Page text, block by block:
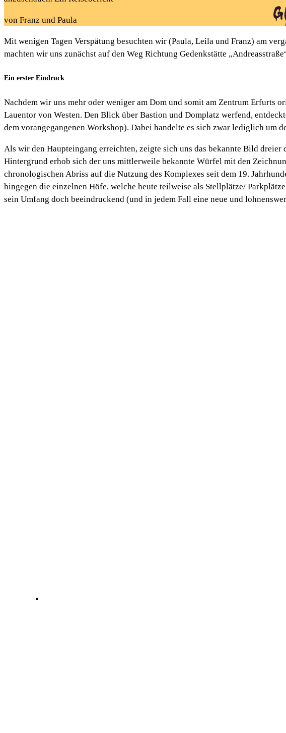
von Franz und Paula
Mit wenigen Tagen Verspätung besuchten wir (Paula, Leila und Franz) am
machten wir uns zunächst auf den Weg Richtung Gedenkstätte
Ein erster Eindruck
Nachdem wir uns mehr oder weniger am Dom und somit am Zentrum Erfurts
Lauentor von Westen. Den Blick über Bastion und Domplatz werfend,
dem vorangegangenen Workshop). Dabei handelte es sich zwar lediglich um
Als wir den Haupteingang erreichten, zeigte sich uns das bekannte Bild
Hintergrund erhob sich der uns mittlerweile bekannte Würfel mit den
chronologischen Abriss auf die Nutzung des Komplexes seit dem 19.
hingegen die einzelnen Höfe, welche heute teilweise als Stellplätze/
sein Umfang doch beeindruckend (und in jedem Fall eine neue und